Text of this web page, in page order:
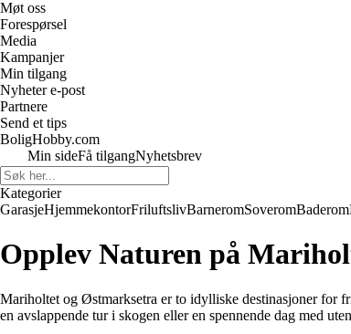
Møt oss
Forespørsel
Media
Kampanjer
Min tilgang
Nyheter e-post
Partnere
Send et tips
BoligHobby.com
Min sideFå tilgangNyhetsbrev
Kategorier
GarasjeHjemmekontorFriluftslivBarneromSoveromBaderom
Opplev Naturen på
Mariholtet og Østmarksetra er to idylliske destinasjoner for
en avslappende tur i skogen eller en spennende dag med